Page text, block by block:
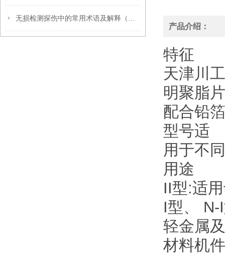
产品介绍：
特征
天津川
明聚脂
配合铅
型号适
用于不
用途
II型:适
I型、 N-
轻金属
材料机